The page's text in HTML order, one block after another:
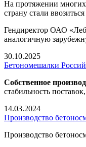
На протяжении
страну стали
Гендиректор ОАО
аналогичную
30.10.2025
Бетономешалки
Собственное
стабильность
14.03.2024
Производство
Производство